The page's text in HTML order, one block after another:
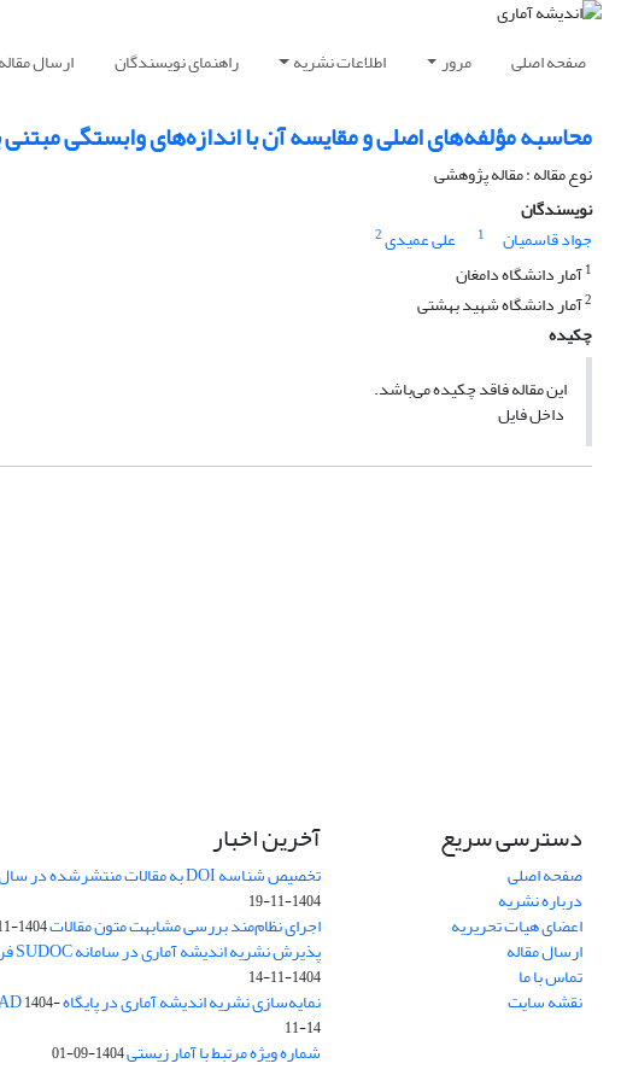
صفحه اصلی مرور اطلاعات نشریه راهنمای نویسندگان ارسال مقاله
محاسبه مؤلفه‌های اصلی و مقایسه آن با اندازه‌های وابستگی مبتنی
نوع مقاله : مقاله پژوهشی
نویسندگان
جواد قاسمیان
1 علی عمیدی2
1آمار دانشگاه دامغان
2آمار دانشگاه شهید بهشتی
چکیده
این مقاله فاقد چکیده می‌باشد.
داخل فایل
دسترسی سریع
صفحه اصلی
درباره نشریه
اعضای هیات تحریریه
ارسال مقاله
تماس با ما
نقشه سایت
آخرین اخبار
تخصیص شناسه DOI به مقالات منتشرشده در سال ۱۴۰۳
1404-11-19
اجرای نظام‌مند بررسی مشابهت متون مقالات1404-11-14
پذیرش نشریه اندیشه آماری در سامانه SUDOC فرانسه
1404-11-14
نمایه‌سازی نشریه اندیشه آماری در پایگاه ROAD1404-
11-14
شماره ویژه مرتبط با آمار زیستی1404-09-01